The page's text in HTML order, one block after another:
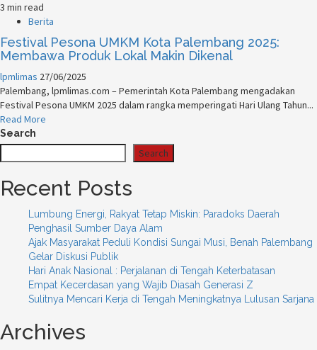
3 min read
Berita
Festival Pesona UMKM Kota Palembang 2025:
Membawa Produk Lokal Makin Dikenal
lpmlimas 27/06/2025
Palembang, lpmlimas.com – Pemerintah Kota Palembang mengadakan
Festival Pesona UMKM 2025 dalam rangka memperingati Hari Ulang Tahun...
Read More
Search
Search
Recent Posts
Lumbung Energi, Rakyat Tetap Miskin: Paradoks Daerah
Penghasil Sumber Daya Alam
Ajak Masyarakat Peduli Kondisi Sungai Musi, Benah Palembang
Gelar Diskusi Publik
Hari Anak Nasional : Perjalanan di Tengah Keterbatasan
Empat Kecerdasan yang Wajib Diasah Generasi Z
Sulitnya Mencari Kerja di Tengah Meningkatnya Lulusan Sarjana
Archives